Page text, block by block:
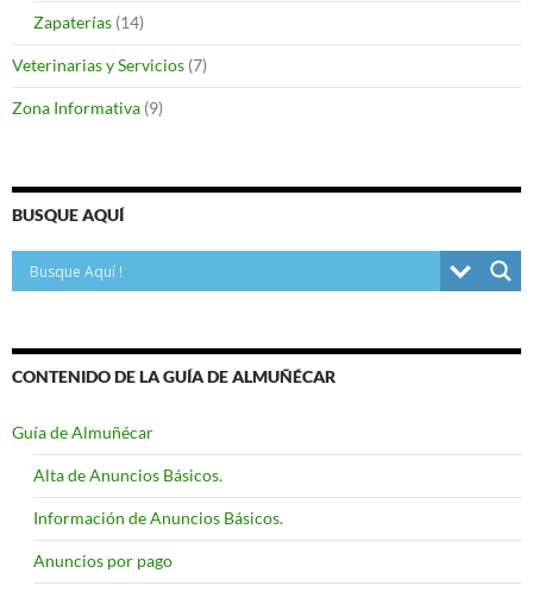
Zapaterías (14)
Veterinarias y Servicios (7)
Zona Informativa (9)
BUSQUE AQUÍ
CONTENIDO DE LA GUÍA DE ALMUÑÉCAR
Guía de Almuñécar
Alta de Anuncios Básicos.
Información de Anuncios Básicos.
Anuncios por pago